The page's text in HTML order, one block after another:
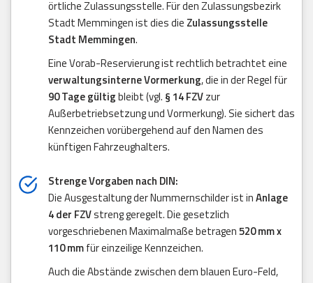
örtliche Zulassungsstelle. Für den Zulassungsbezirk
Stadt Memmingen ist dies die Zulassungsstelle
Stadt Memmingen.
Eine Vorab-Reservierung ist rechtlich betrachtet eine
verwaltungsinterne Vormerkung, die in der Regel für
90 Tage gültigbleibt (vgl. § 14 FZVzur
Außerbetriebsetzung und Vormerkung). Sie sichert das
Kennzeichen vorübergehend auf den Namen des
künftigen Fahrzeughalters.
Strenge Vorgaben nach DIN:
Die Ausgestaltung der Nummernschilder ist inAnlage
4 der FZVstreng geregelt. Die gesetzlich
vorgeschriebenen Maximalmaße betragen520 mm x
110 mmfür einzeilige Kennzeichen.
Auch die Abstände zwischen dem blauen Euro-Feld,